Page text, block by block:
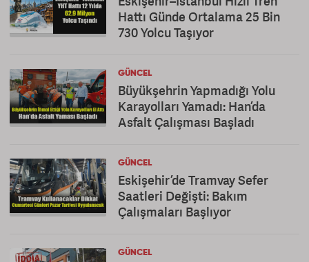
Hattı Günde Ortalama 25 Bin
730 Yolcu Taşıyor
GÜNCEL
Büyükşehrin Yapmadığı Yolu
Karayolları Yamadı: Han’da
Asfalt Çalışması Başladı
GÜNCEL
Eskişehir’de Tramvay Sefer
Saatleri Değişti: Bakım
Çalışmaları Başlıyor
GÜNCEL